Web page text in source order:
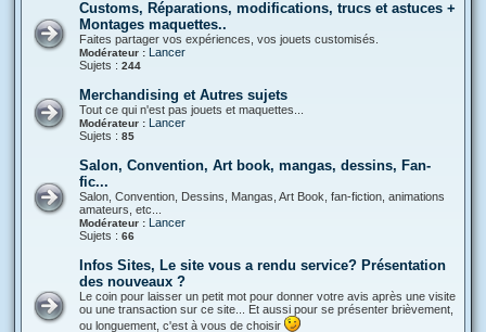
Customs, Réparations, modifications, trucs et astuces +
Montages maquettes..
Faites partager vos expériences, vos jouets customisés.
Modérateur : Lancer
Sujets : 244
Merchandising et Autres sujets
Tout ce qui n'est pas jouets et maquettes...
Modérateur : Lancer
Sujets : 85
Salon, Convention, Art book, mangas, dessins, Fan-
fic...
Salon, Convention, Dessins, Mangas, Art Book, fan-fiction, animations
amateurs, etc...
Modérateur : Lancer
Sujets : 66
Infos Sites, Le site vous a rendu service? Présentation
des nouveaux ?
Le coin pour laisser un petit mot pour donner votre avis après une visite
ou une transaction sur ce site... Et aussi pour se présenter brièvement,
ou longuement, c'est à vous de choisir